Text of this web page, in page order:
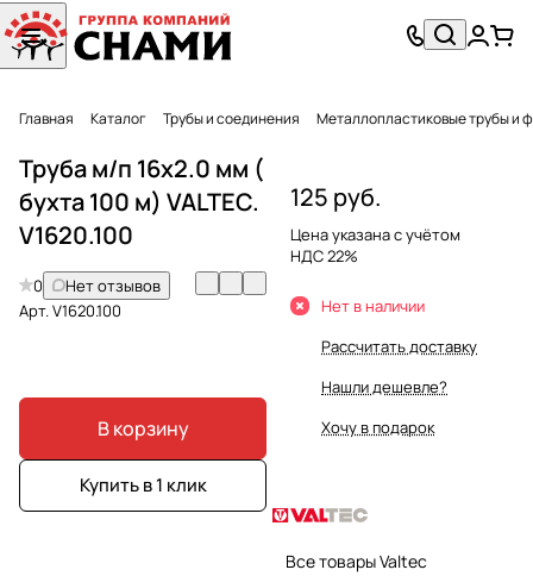
Главная Каталог Трубы и соединения Металлопластиковые трубы и
Труба м/п 16х2.0 мм (
бухта 100 м) VALTEC.
V1620.100
0
Нет отзывов
Арт.V1620.100
В корзину
Купить в 1 клик
125 руб.
Цена указана с учётом
НДС 22%
Нет в наличии
Рассчитать доставку
Нашли дешевле?
Хочу в подарок
Все товары Valtec